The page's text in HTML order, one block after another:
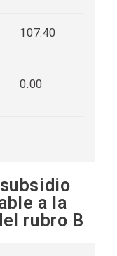
107.40
0.00
a la
rubro B